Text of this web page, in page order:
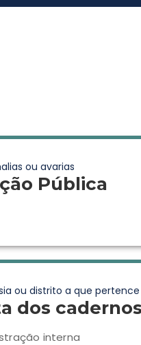
ou avarias
Pública
ou distrito a que pertence
dos
interna